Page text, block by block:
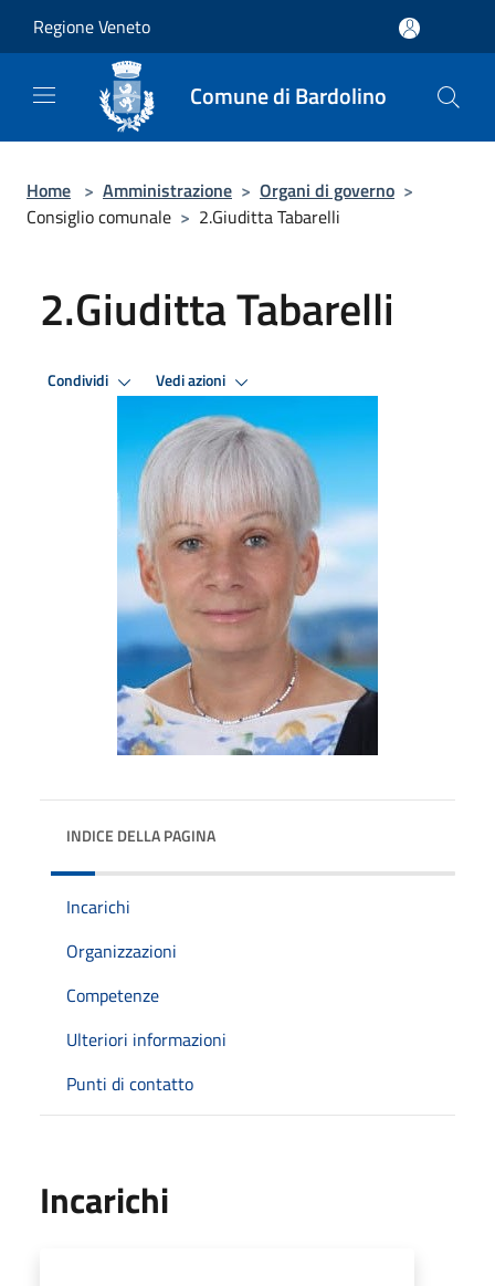
Regione Veneto
Comune di Bardolino
Home > Amministrazione > Organi di governo >
Consiglio comunale > 2.Giuditta Tabarelli
2.Giuditta Tabarelli
Condividi Vedi azioni
INDICE DELLA PAGINA
Incarichi
Organizzazioni
Competenze
Ulteriori informazioni
Punti di contatto
Incarichi